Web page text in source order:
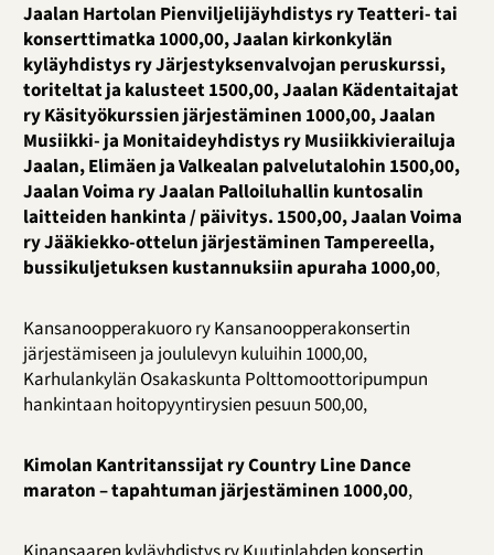
Jaalan Hartolan Pienviljelijäyhdistys ry Teatteri- tai
konserttimatka 1000,00, Jaalan kirkonkylän
kyläyhdistys ry Järjestyksenvalvojan peruskurssi,
toriteltat ja kalusteet 1500,00, Jaalan Kädentaitajat
ry Käsityökurssien järjestäminen 1000,00, Jaalan
Musiikki- ja Monitaideyhdistys ry Musiikkivierailuja
Jaalan, Elimäen ja Valkealan palvelutalohin 1500,00,
Jaalan Voima ry Jaalan Palloiluhallin kuntosalin
laitteiden hankinta / päivitys. 1500,00, Jaalan Voima
ry Jääkiekko-ottelun järjestäminen Tampereella,
bussikuljetuksen kustannuksiin apuraha 1000,00,
Kansanoopperakuoro ry Kansanoopperakonsertin
järjestämiseen ja joululevyn kuluihin 1000,00,
Karhulankylän Osakaskunta Polttomoottoripumpun
hankintaan hoitopyyntirysien pesuun 500,00,
Kimolan Kantritanssijat ry Country Line Dance
maraton – tapahtuman järjestäminen 1000,00,